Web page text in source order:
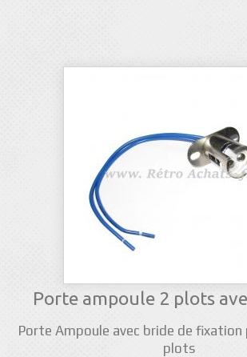
Porte ampoule 2 plots
Porte Ampoule avec bride de fixation
plots